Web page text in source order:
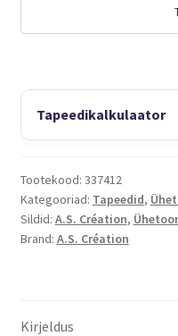
Tapeedikalkulaator
Tootekood: 337412
Kategooriad: Tapeedid,
Sildid: A.S. Création,
Brand: A.S. Création
Kirjeldus